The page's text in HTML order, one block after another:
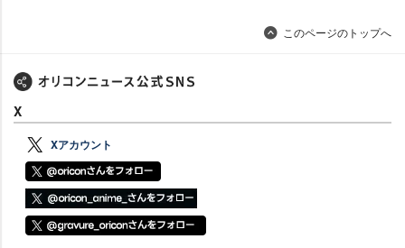
このページのトップへ
X
Xアカウント